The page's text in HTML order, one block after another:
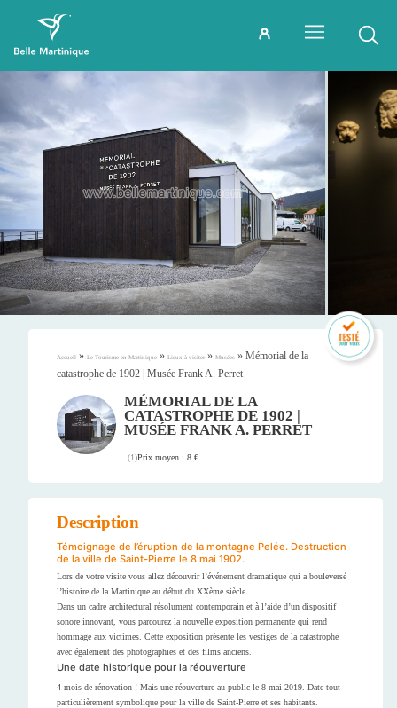
Accueil » Le Tourisme en Martinique » Lieux à visiter » Musées » Mémorial de la
catastrophe de 1902 | Musée Frank A. Perret
MÉMORIAL DE LA
CATASTROPHE DE 1902 |
MUSÉE FRANK A. PERRET
(1)Prix moyen : 8 €
Description
Témoignage de l’éruption de la montagne Pelée. Destruction
de la ville de Saint-Pierre le 8 mai 1902.
Lors de votre visite vous allez découvrir l’événement dramatique qui a bouleversé
l’histoire de la Martinique au début du XXème siècle.
Dans un cadre architectural résolument contemporain et à l’aide d’un dispositif
sonore innovant, vous parcourez la nouvelle exposition permanente qui rend
hommage aux victimes. Cette exposition présente les vestiges de la catastrophe
avec également des photographies et des films anciens.
Une date historique pour la réouverture
4 mois de rénovation ! Mais une réouverture au public le 8 mai 2019. Date tout
particulièrement symbolique pour la ville de Saint-Pierre et ses habitants.